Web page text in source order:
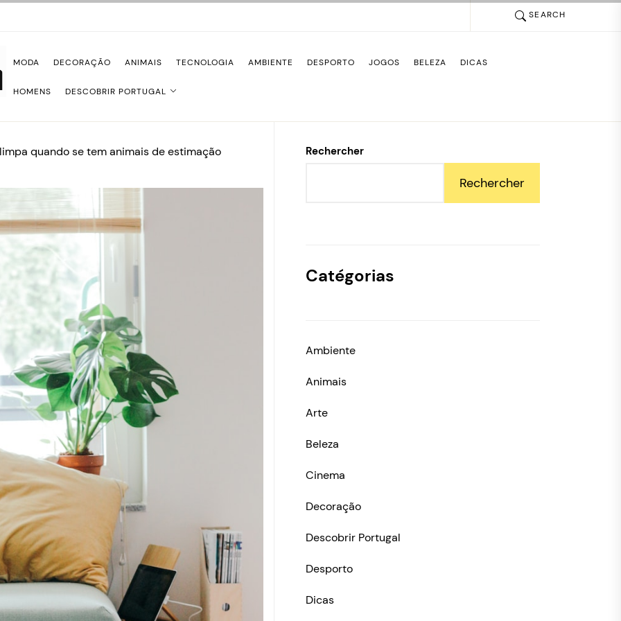
SEARCH
MODA DECORAÇÃO ANIMAIS TECNOLOGIA AMBIENTE DESPORTO JOGOS BELEZA DICAS
HOMENS DESCOBRIR PORTUGAL
quando se tem animais de estimação Rechercher
Rechercher
Catégorias
Ambiente
Animais
Arte
Beleza
Cinema
Decoração
Descobrir Portugal
Desporto
Dicas